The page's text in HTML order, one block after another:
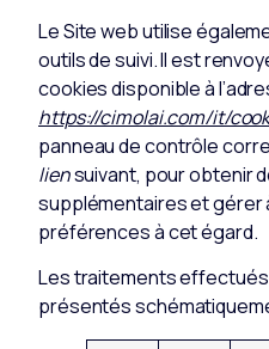
Le Site web utilise
outils de suivi. Il est
cookies disponible à
https://cimolai.com/it/
panneau de contrôle
liensuivant, pour obtenir
supplémentaires et gérer
préférences à cet égard.
Les traitements
présentés